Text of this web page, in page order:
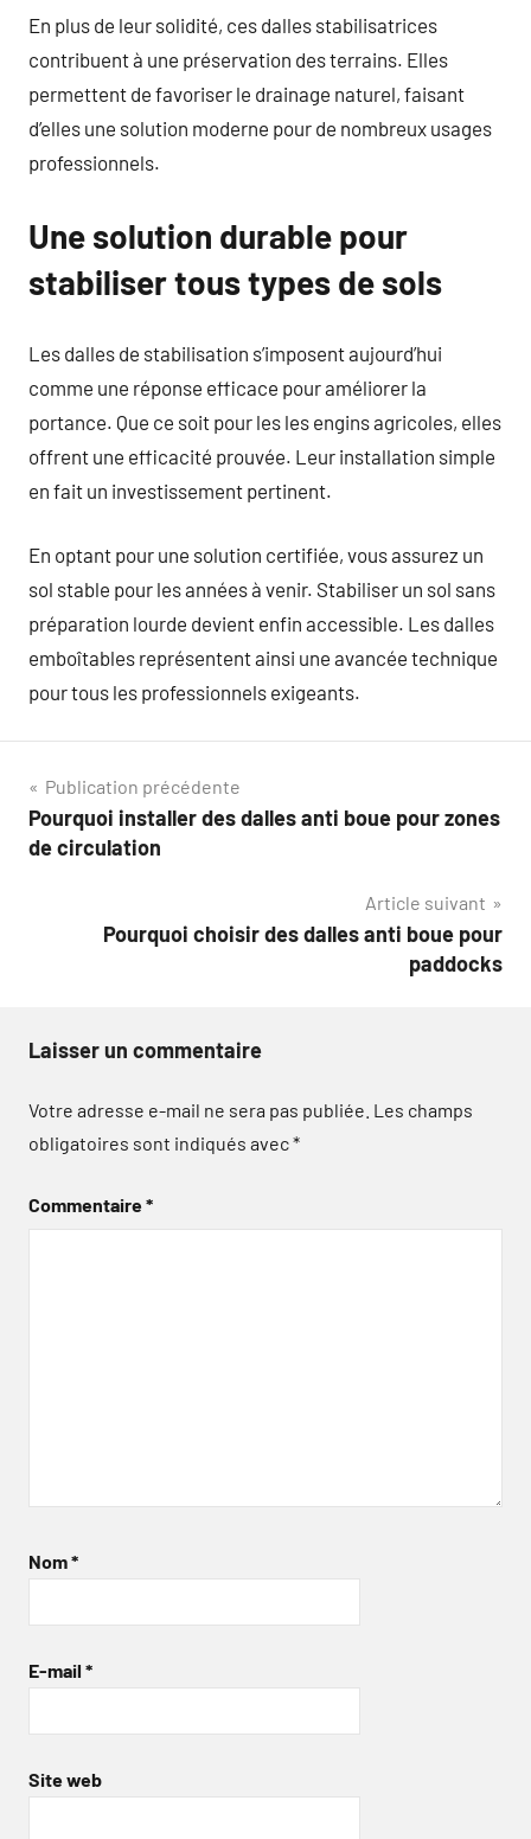
En plus de leur solidité, ces dalles stabilisatrices
contribuent à une préservation des terrains. Elles
permettent de favoriser le drainage naturel, faisant
d’elles une solution moderne pour de nombreux usages
professionnels.
Une solution durable pour
stabiliser tous types de sols
Les dalles de stabilisation s’imposent aujourd’hui
comme une réponse efficace pour améliorer la
portance. Que ce soit pour les les engins agricoles, elles
offrent une efficacité prouvée. Leur installation simple
en fait un investissement pertinent.
En optant pour une solution certifiée, vous assurez un
sol stable pour les années à venir. Stabiliser un sol sans
préparation lourde devient enfin accessible. Les dalles
emboîtables représentent ainsi une avancée technique
pour tous les professionnels exigeants.
Navigation
de
Publication précédente
Pourquoi installer des dalles anti boue pour zones
de circulation
Article suivant
Pourquoi choisir des dalles anti boue pour
paddocks
Laisser un commentaire
Votre adresse e-mail ne sera pas publiée. Les champs
obligatoires sont indiqués avec*
Commentaire*
Nom*
E-mail *
Site web